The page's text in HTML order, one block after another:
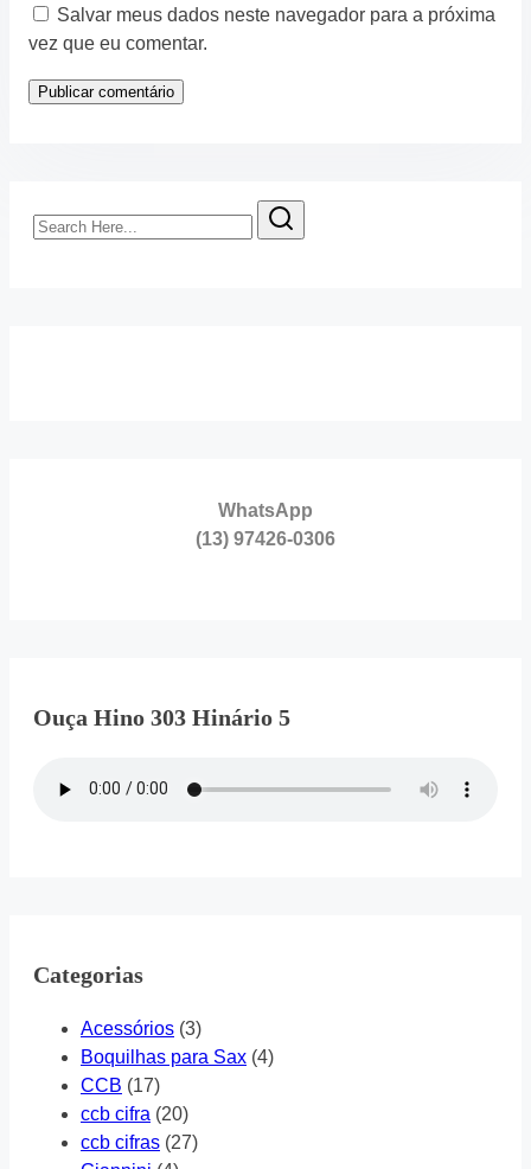
Salvar meus dados neste navegador para a próxima
vez que eu comentar.
Search
Here...
WhatsApp
(13) 97426-0306
Ouça Hino 303 Hinário 5
Categorias
Acessórios (3)
Boquilhas para Sax (4)
CCB (17)
ccb cifra (20)
ccb cifras (27)